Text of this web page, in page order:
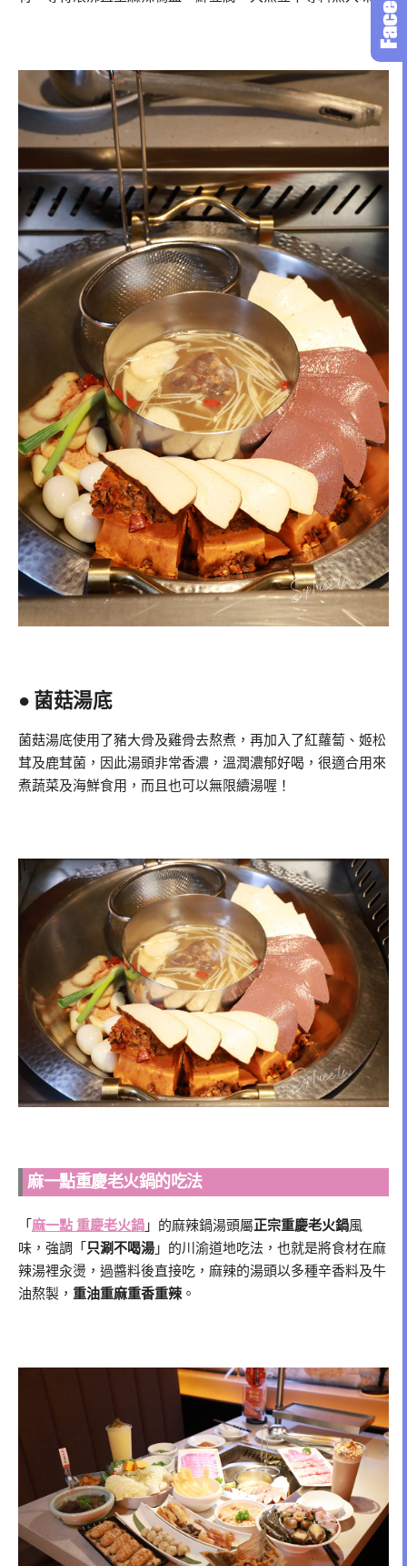
● 菌菇湯底
菌菇湯底使用了豬大骨及雞骨去熬煮，再加入了紅蘿蔔、姬松
茸及鹿茸菌，因此湯頭非常香濃，溫潤濃郁好喝，很適合用來
煮蔬菜及海鮮食用，而且也可以無限續湯喔！
麻一點重慶老火鍋的吃法
「 麻一點 重慶老火鍋 」的麻辣鍋湯頭屬正宗重慶老火鍋風
味，強調「 只涮不喝湯 」的川渝道地吃法，也就是將食材在麻
辣湯裡汆燙，過醬料後直接吃，麻辣的湯頭以多種辛香料及牛
油熬製， 重油重麻重香重辣 。